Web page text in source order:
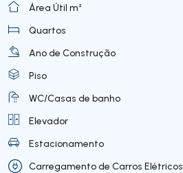
Área Útil m²
Quartos
Ano de Construção
Piso
WC/Casas de banho
Elevador
Estacionamento
Carregamento de Carros Elétricos